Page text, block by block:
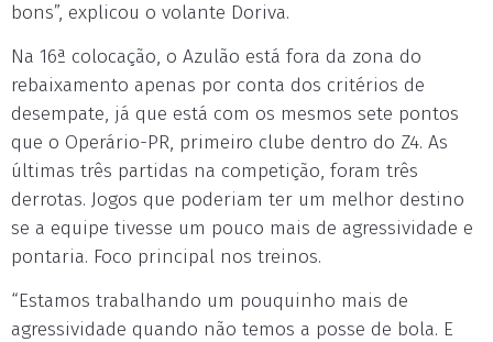
bons”, explicou o volante Doriva.
Na 16ª colocação, o Azulão está fora da zona do
rebaixamento apenas por conta dos critérios de
desempate, já que está com os mesmos sete pontos
que o Operário-PR, primeiro clube dentro do Z4. As
últimas três partidas na competição, foram três
derrotas. Jogos que poderiam ter um melhor destino
se a equipe tivesse um pouco mais de agressividade e
pontaria. Foco principal nos treinos.
“Estamos trabalhando um pouquinho mais de
agressividade quando não temos a posse de bola. E